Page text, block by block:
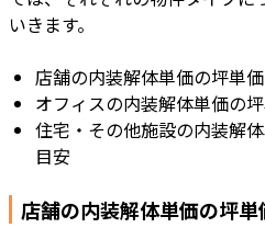
いきます。
店舗の内装解体単価の坪単
オフィスの内装解体単価の
住宅・その他施設の内装解
目安
店舗の内装解体単価の坪